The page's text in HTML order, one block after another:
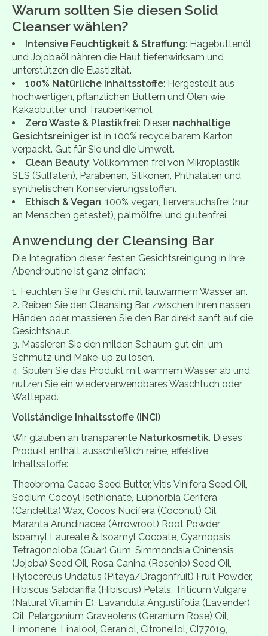
Warum sollten Sie diesen Solid
Cleanser wählen?
Intensive Feuchtigkeit & Straffung: Hagebuttenöl
und Jojobaöl nähren die Haut tiefenwirksam und
unterstützen die Elastizität.
100% Natürliche Inhaltsstoffe: Hergestellt aus
hochwertigen, pflanzlichen Buttern und Ölen wie
Kakaobutter und Traubenkernöl.
Zero Waste & Plastikfrei: Dieser nachhaltige
Gesichtsreiniger ist in 100% recycelbarem Karton
verpackt. Gut für Sie und die Umwelt.
Clean Beauty: Vollkommen frei von Mikroplastik,
SLS (Sulfaten), Parabenen, Silikonen, Phthalaten und
synthetischen Konservierungsstoffen.
Ethisch & Vegan: 100% vegan, tierversuchsfrei (nur
an Menschen getestet), palmölfrei und glutenfrei.
Anwendung der Cleansing Bar
Die Integration dieser festen Gesichtsreinigung in Ihre
Abendroutine ist ganz einfach:
Feuchten Sie Ihr Gesicht mit lauwarmem Wasser an.
Reiben Sie den Cleansing Bar zwischen Ihren nassen
Händen oder massieren Sie den Bar direkt sanft auf die
Gesichtshaut.
Massieren Sie den milden Schaum gut ein, um
Schmutz und Make-up zu lösen.
Spülen Sie das Produkt mit warmem Wasser ab und
nutzen Sie ein wiederverwendbares Waschtuch oder
Wattepad.
Vollständige Inhaltsstoffe (INCI)
Wir glauben an transparente Naturkosmetik. Dieses
Produkt enthält ausschließlich reine, effektive
Inhaltsstoffe:
Theobroma Cacao Seed Butter, Vitis Vinifera Seed Oil,
Sodium Cocoyl Isethionate, Euphorbia Cerifera
(Candelilla) Wax, Cocos Nucifera (Coconut) Oil,
Maranta Arundinacea (Arrowroot) Root Powder,
Isoamyl Laureate & Isoamyl Cocoate, Cyamopsis
Tetragonoloba (Guar) Gum, Simmondsia Chinensis
(Jojoba) Seed Oil, Rosa Canina (Rosehip) Seed Oil,
Hylocereus Undatus (Pitaya/Dragonfruit) Fruit Powder,
Hibiscus Sabdariffa (Hibiscus) Petals, Triticum Vulgare
(Natural Vitamin E), Lavandula Angustifolia (Lavender)
Oil, Pelargonium Graveolens (Geranium Rose) Oil,
Limonene, Linalool, Geraniol, Citronellol, CI77019,